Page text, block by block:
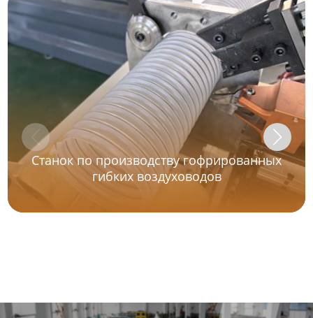
Станок по производству гофрированных
гибких воздуховодов